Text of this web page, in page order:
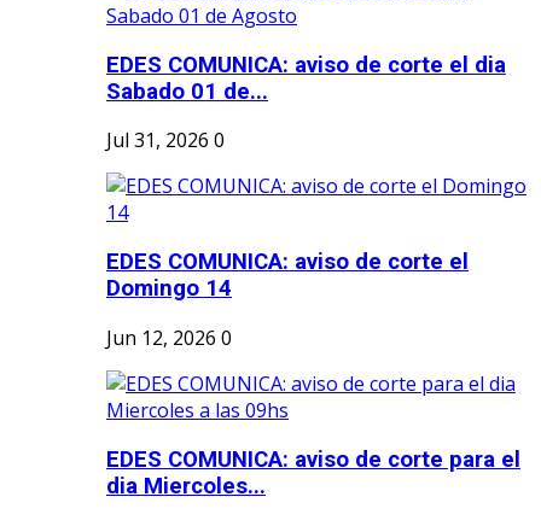
EDES COMUNICA: aviso de corte el dia
Sabado 01 de...
Jul 31, 2026 0
EDES COMUNICA: aviso de corte el
Domingo 14
Jun 12, 2026 0
EDES COMUNICA: aviso de corte para el
dia Miercoles...